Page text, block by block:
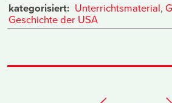
kategorisiert: Unterrichtsmaterial,
Geschichte der USA